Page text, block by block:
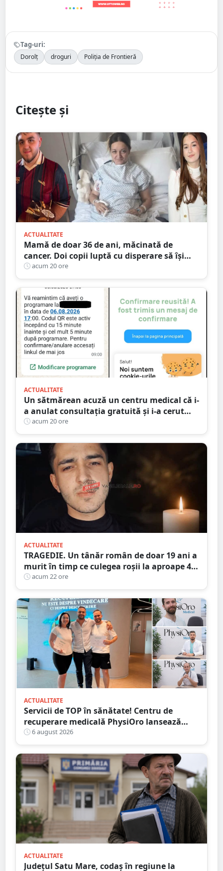
Tag-uri:
Dorolț droguri Poliția de Frontieră
Citește și
ACTUALITATE
Mamă de doar 36 de ani, măcinată de
cancer. Doi copii luptă cu disperare să își
salveze mama: „Nu o lăsați să se stingă”
acum 20 ore
ACTUALITATE
Un sătmărean acuză un centru medical că i-
a anulat consultația gratuită și i-a cerut
250 de lei pentru aceeași programare
acum 20 ore
ACTUALITATE
TRAGEDIE. Un tânăr român de doar 19 ani a
murit în timp ce culegea roșii la aproape 40
de grade Celsius,în Italia
acum 22 ore
ACTUALITATE
Servicii de TOP în sănătate! Centru de
recuperare medicală PhysiOro lansează
Divizia medicală PhysiOro
6 august 2026
ACTUALITATE
Județul Satu Mare, codaș în regiune la